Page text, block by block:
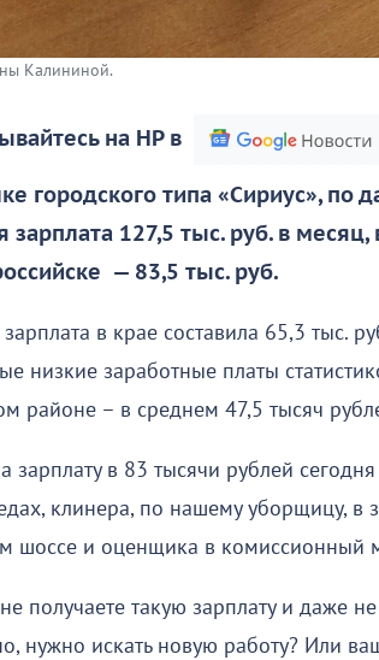
Калининой.
на НР в
городского типа «Сириус», по
зарплата 127,5 тыс. руб. в
— 83,5 тыс. руб.
в крае составила 65,3 тыс.
низкие заработные платы
районе – в среднем 47,5 тысяч
зарплату в 83 тысячи рублей
клинера, по нашему уборщицу, в
шоссе и оценщика в комиссионный
получаете такую зарплату и даже
нужно искать новую работу? Или